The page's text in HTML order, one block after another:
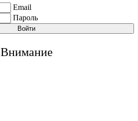
Email
Пароль
Войти
Внимание